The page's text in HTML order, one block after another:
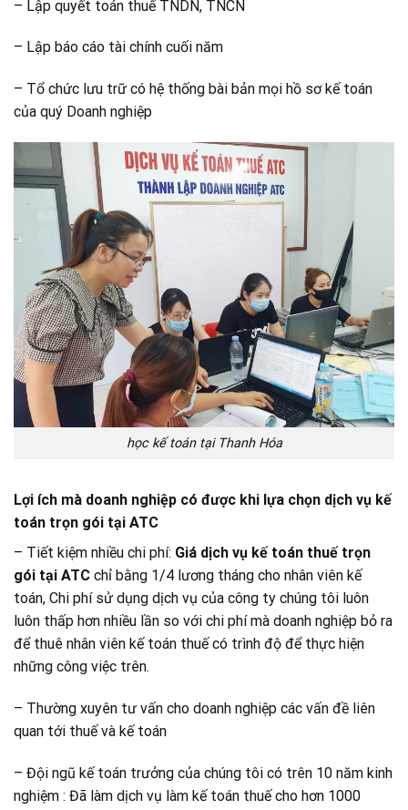
– Lập quyết toán thuế TNDN, TNCN
– Lập báo cáo tài chính cuối năm
– Tổ chức lưu trữ có hệ thống bài bản mọi hồ sơ kế toán
của quý Doanh nghiệp
học kế toán tại Thanh Hóa
Lợi ích mà doanh nghiệp có được khi lựa chọn dịch vụ kế
toán trọn gói tại ATC
– Tiết kiệm nhiều chi phí: Giá dịch vụ kế toán thuế trọn
gói tại ATC chỉ bằng 1/4 lương tháng cho nhân viên kế
toán, Chi phí sử dụng dịch vụ của công ty chúng tôi luôn
luôn thấp hơn nhiều lần so với chi phí mà doanh nghiệp bỏ ra
để thuê nhân viên kế toán thuế có trình độ để thực hiện
những công việc trên.
– Thường xuyên tư vấn cho doanh nghiệp các vấn đề liên
quan tới thuế và kế toán
– Đội ngũ kế toán trưởng của chúng tôi có trên 10 năm kinh
nghiệm : Đã làm dịch vụ làm kế toán thuế cho hơn 1000